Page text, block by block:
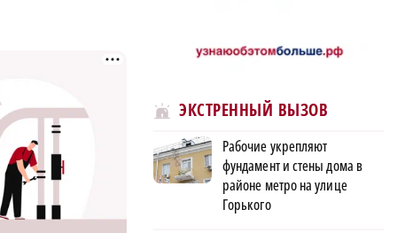
ЭКСТРЕННЫЙ ВЫЗОВ
Рабочие укрепляют
фундамент и стены дома в
районе метро на улице
Горького